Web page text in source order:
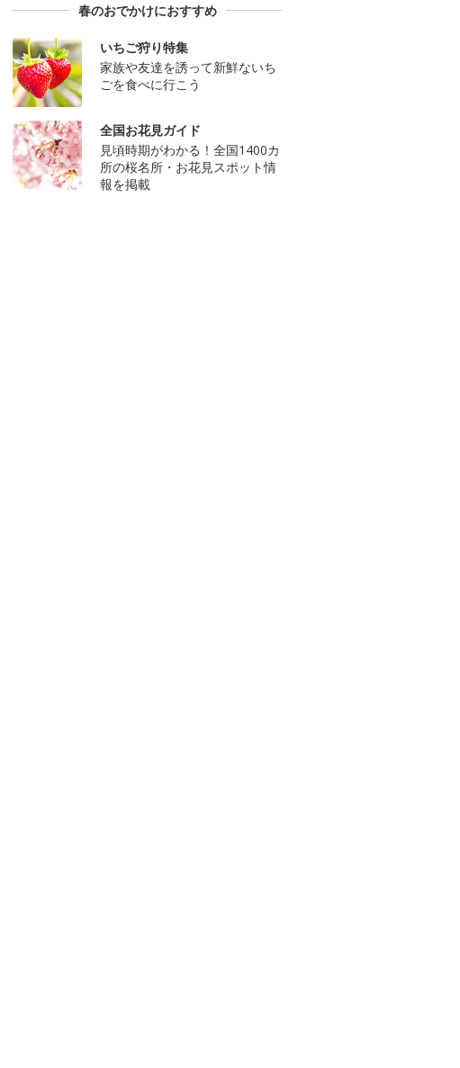
春のおでかけにおすすめ
いちご狩り特集
家族や友達を誘って新鮮ないち
ごを食べに行こう
全国お花見ガイド
見頃時期がわかる！全国1400カ
所の桜名所・お花見スポット情
報を掲載